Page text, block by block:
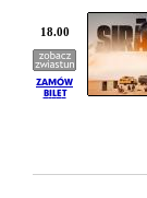
18.00